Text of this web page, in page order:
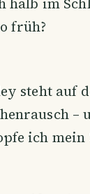
früh?
steht auf
ich mein